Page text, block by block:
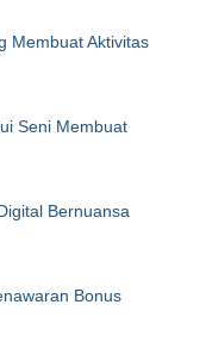
Membuat Aktivitas
Seni Membuat
Bernuansa
Bonus